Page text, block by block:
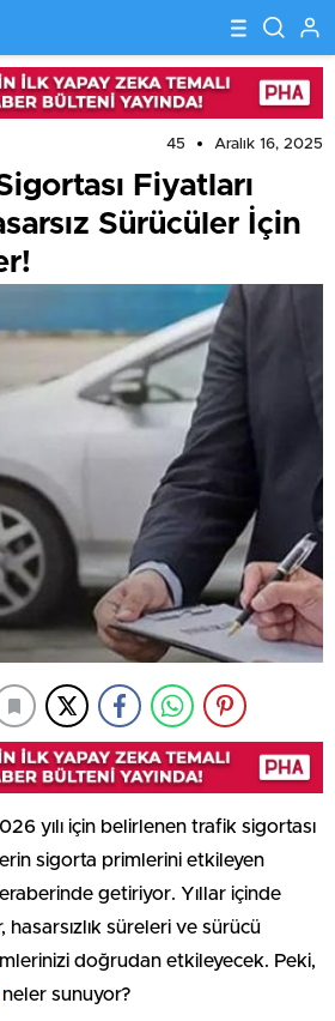
45 Aralık 16, 2025
Fiyatları
Sürücüler İçin
yılı için belirlenen trafik sigortası
sigorta primlerini etkileyen
getiriyor. Yıllar içinde
hasarsızlık süreleri ve sürücü
doğrudan etkileyecek. Peki,
neler sunuyor?